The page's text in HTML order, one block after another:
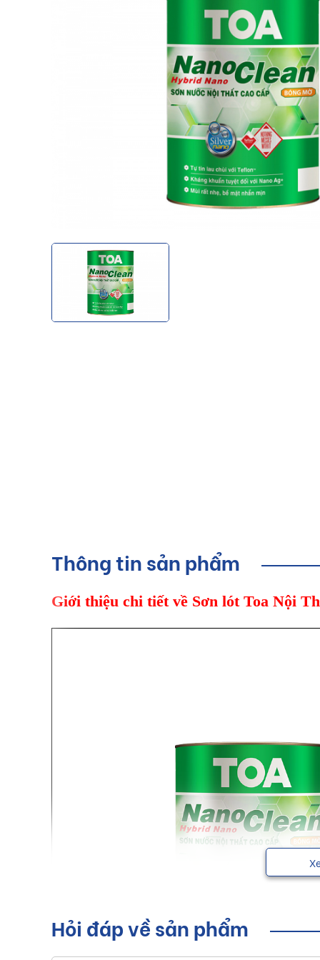
Thông tin sản phẩm
Giới thiệu chi tiết về Sơn lót Toa Nội
Hỏi đáp về sản phẩm